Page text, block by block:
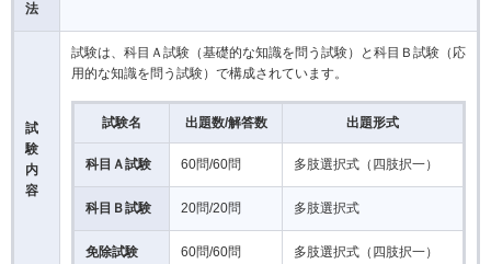
法
試
験
内
容
試験は、科目Ａ試験（基礎的な知識を問う試験）と科目Ｂ試験（応
用的な知識を問う試験）で構成されています。
試験名 出題数/解答数 出題形式
科目Ａ試験 60問/60問 多肢選択式（四肢択一）
科目Ｂ試験 20問/20問 多肢選択式
免除試験 60問/60問 多肢選択式（四肢択一）